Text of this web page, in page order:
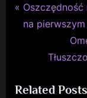
wpisu
P
r
o
na
N
e
t
Related Posts